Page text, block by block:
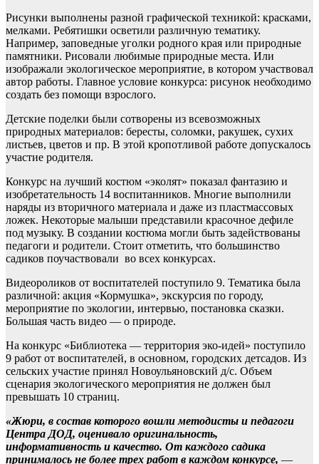
Рисунки выполнены разной графической техникой: красками,
мелками. Ребятишки осветили различную тематику.
Например, заповедные уголки родного края или природные
памятники. Рисовали любимые природные места. Или
изображали экологическое мероприятие, в котором участвовал
автор работы. Главное условие конкурса: рисунок необходимо
создать без помощи взрослого.
Детские поделки были сотворены из всевозможных
природных материалов: бересты, соломки, ракушек, сухих
листьев, цветов и пр. В этой кропотливой работе допускалось
участие родителя.
Конкурс на лучший костюм «эколят» показал фантазию и
изобретательность 14 воспитанников. Многие выполнили
наряды из вторичного материала и даже из пластмассовых
ложек. Некоторые малыши представили красочное дефиле
под музыку. В создании костюма могли быть задействованы
педагоги и родители. Стоит отметить, что большинство
садиков поучаствовали во всех конкурсах.
Видеороликов от воспитателей поступило 9. Тематика была
различной: акция «Кормушка», экскурсия по городу,
мероприятие по экологии, интервью, постановка сказки.
Большая часть видео — о природе.
На конкурс «Библиотека — территория эко-идей» поступило
9 работ от воспитателей, в основном, городских детсадов. Из
сельских участие принял Новоульяновский д/с. Объем
сценария экологического мероприятия не должен был
превышать 10 страниц.
«Жюри, в состав которого вошли методисты и педагоги
Центра ДОД, оценивало оригинальность,
информативность и качество. От каждого садика
принималось не более трех работ в каждом конкурсе, —